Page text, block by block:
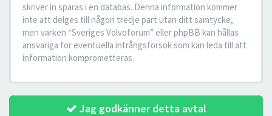
skriver in sparas i en databas. Denna information kommer
inte att delges till någon tredje part utan ditt samtycke,
men varken “Sveriges Volvoforum” eller phpBB kan hållas
ansvariga för eventuella intrångsförsök som kan leda till att
information komprometteras.
Jag godkänner detta avtal